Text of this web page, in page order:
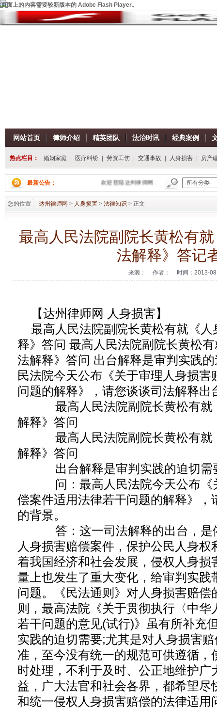
面上的内容需要较新版本的 Adobe Flash Player。
网站首页 律师介绍 精英团队 法治时讯 经典案例
热点栏目： 婚姻家庭 医疗纠纷 劳资工伤 交通事故 人身损害 房产
最新公告： 欢迎登陆达州律师网，我们将为您提供一流的法律服
您的位置 达州律师网 > 人身损害 > 法律知识 > 正文
最高人民法院副院长黄松有
法解释》答记
来源： 作者： 时间：2013-
【达州律师网 人身损害】
最高人民法院副院长黄松有就《
释》答问 最高人民法院副院长黄松
法解释》答问 出台解释是审判实践
民法院今天公布《关于审理人身损
问题的解释》，请您谈谈司法解释出
最高人民法院副院长黄松有就
解释》答问
最高人民法院副院长黄松有就
解释》答问
出台解释是审判实践的迫切需
问：最高人民法院今天公布《
偿案件适用法律若干问题的解释》，
的背景。
答：这一司法解释的出台，是
人身损害赔偿案件，保护公民人身
着我国经济和社会发展，侵权人身损
量上也发生了重大变化，给审判实践
问题。《民法通则》对人身损害赔偿
则，最高法院《关于贯彻执行〈中华
若干问题的意见(试行)》虽有所补充
实践的迫切需要;尤其是对人身损害
准，至今没有统一的规范可供遵循，
时处理，不利于及时、公正地维护广
益，广大法官和社会各界，都希望尽
和统一侵权人身损害赔偿的法律适用